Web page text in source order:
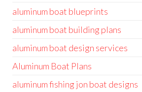
aluminum boat blueprints
aluminum boat building plans
aluminum boat design services
Aluminum Boat Plans
aluminum fishing jon boat designs